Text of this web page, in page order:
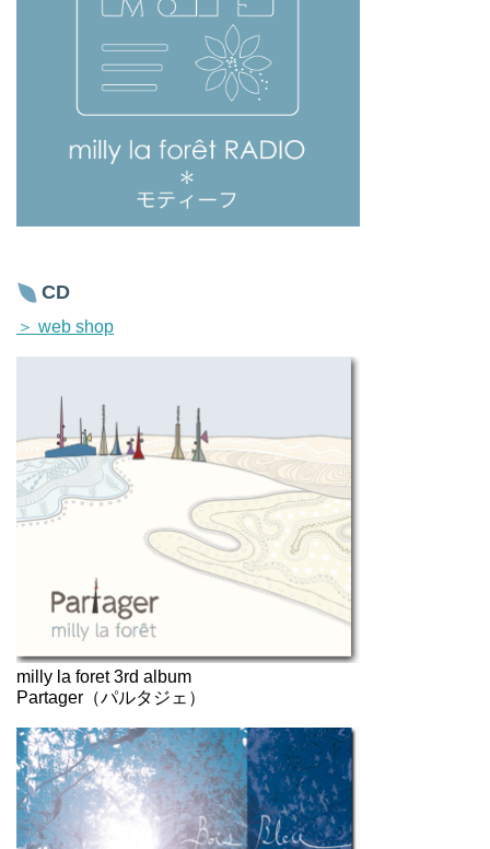
CD
＞ web shop
milly la foret 3rd album
Partager（パルタジェ）